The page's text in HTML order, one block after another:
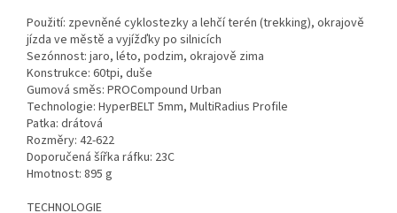
Použití: zpevněné cyklostezky a lehčí terén (trekking), okrajově
jízda ve městě a vyjížďky po silnicích
Sezónnost: jaro, léto, podzim, okrajově zima
Konstrukce: 60tpi, duše
Gumová směs: PROCompound Urban
Technologie: HyperBELT 5mm, MultiRadius Profile
Patka: drátová
Rozměry: 42-622
Doporučená šířka ráfku: 23C
Hmotnost: 895 g
TECHNOLOGIE